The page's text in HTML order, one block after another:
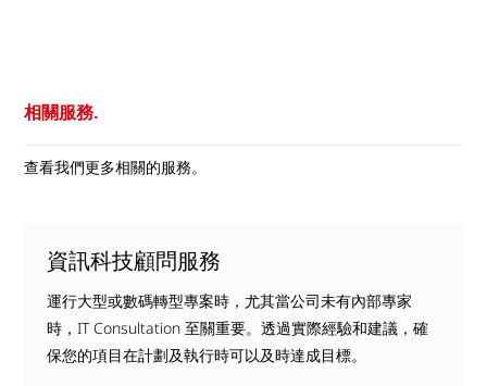
相關服務.
查看我們更多相關的服務。
資訊科技顧問服務
運行大型或數碼轉型專案時，尤其當公司未有內部專家
時，IT Consultation 至關重要。透過實際經驗和建議，確
保您的項目在計劃及執行時可以及時達成目標。